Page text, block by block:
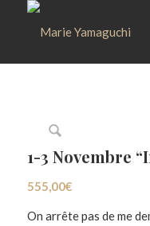
1-3 Novembre
555,00€
On arrête pas de me